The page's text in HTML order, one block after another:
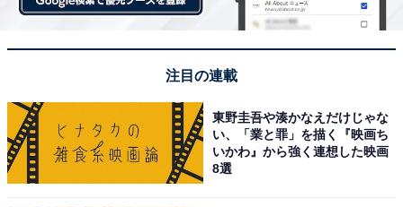
注目の連載
東野圭吾や湊かなえだけじゃな
い、「業と罪」を描く『映画ち
いかわ』から強く連想した映画
8選